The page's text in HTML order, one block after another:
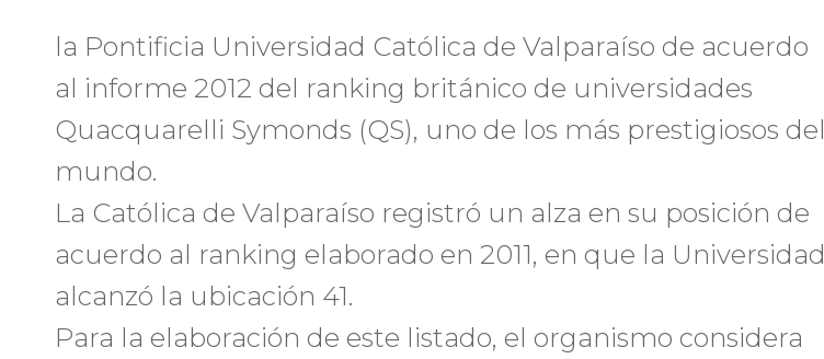
la Pontificia Universidad Católica de Valparaíso de acuerdo
al informe 2012 del ranking británico de universidades
Quacquarelli Symonds (QS), uno de los más prestigiosos del
mundo.
La Católica de Valparaíso registró un alza en su posición de
acuerdo al ranking elaborado en 2011, en que la Universidad
alcanzó la ubicación 41.
Para la elaboración de este listado, el organismo considera